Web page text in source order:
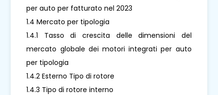
per auto per fatturato nel 2023
1.4 Mercato per tipologia
1.4.1 Tasso di crescita delle dimensioni del
mercato globale dei motori integrati per auto
per tipologia
1.4.2 Esterno Tipo di rotore
1.4.3 Tipo di rotore interno